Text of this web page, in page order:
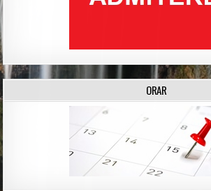
ORAR